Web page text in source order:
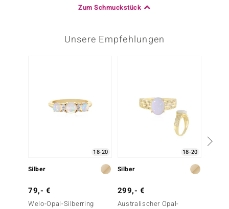
Zum Schmuckstück
Unsere Empfehlungen
18-20
Silber
79,- €
Welo-Opal-Silberring
18-20
Silber
299,- €
Australischer Opal-